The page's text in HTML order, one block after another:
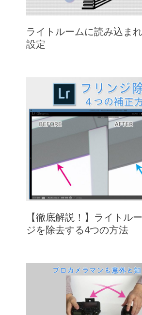
ライトルームに読み込ま
設定
【徹底解説！】ライトル
ジを除去する4つの方法